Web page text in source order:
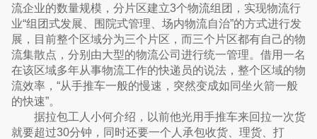
流企业的数量规模，分片区建立3个物流组团，实现物流行
业“组团式发展、围院式管理、场内物流自治”的方式进行发
展，目前整个区域分为三个片区，而三个片区都有自己的物
流集散点，分别由大型的物流公司进行统一管理。借用一名
在该区域多年从事物流工作的快递员的说法，整个区域的物
流效率，“从手推车一般的慢速，突然变成如同坐火箭一般
的快速”。
据拉包工人小何介绍，以前他光用手推车来回拉一次货
就要超过30分钟，同时还要一个人承包收货、理货、打